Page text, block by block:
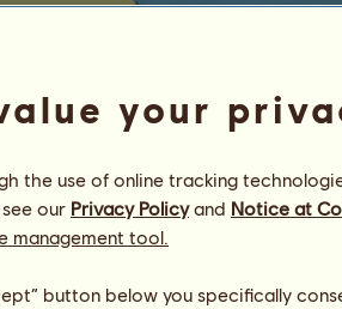
tytułów w
liczbą
western
your
the use of online tracking
our Privacy Policyand Notice at
management tool.
button below you specifically